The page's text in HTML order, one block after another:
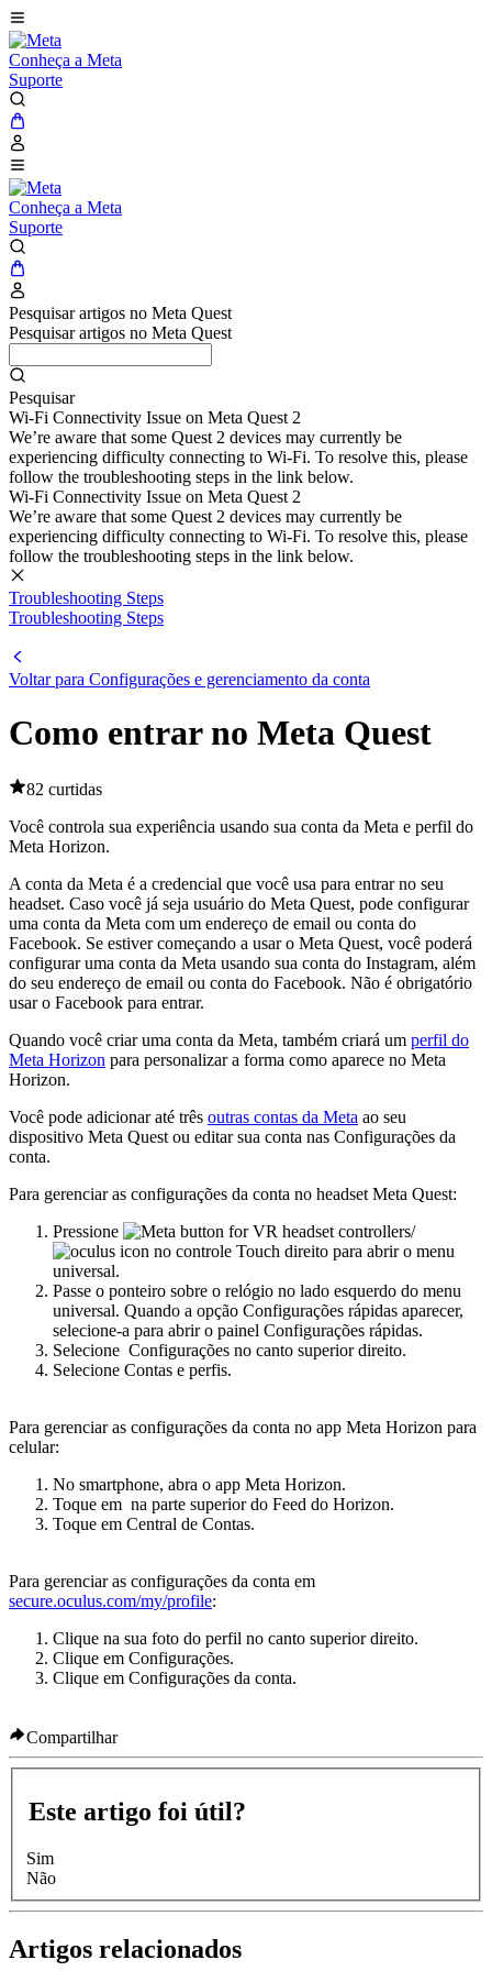
Conheça a Meta
Suporte
Conheça a Meta
Suporte
Pesquisar artigos no Meta Quest
Pesquisar artigos no Meta Quest
Pesquisar
Wi-Fi Connectivity Issue on Meta Quest 2
We’re aware that some Quest 2 devices may currently be
experiencing difficulty connecting to Wi-Fi. To resolve this, please
follow the troubleshooting steps in the link below.
Wi-Fi Connectivity Issue on Meta Quest 2
We’re aware that some Quest 2 devices may currently be
experiencing difficulty connecting to Wi-Fi. To resolve this, please
follow the troubleshooting steps in the link below.
Troubleshooting Steps
Troubleshooting Steps
Voltar para Configurações e gerenciamento da conta
Como entrar no Meta Quest
82 curtidas
Você controla sua experiência usando sua conta da Meta e perfil do
Meta Horizon.
A conta da Meta é a credencial que você usa para entrar no seu
headset. Caso você já seja usuário do Meta Quest, pode configurar
uma conta da Meta com um endereço de email ou conta do
Facebook. Se estiver começando a usar o Meta Quest, você poderá
configurar uma conta da Meta usando sua conta do Instagram, além
do seu endereço de email ou conta do Facebook. Não é obrigatório
usar o Facebook para entrar.
Quando você criar uma conta da Meta, também criará um perfil do
Meta Horizon para personalizar a forma como aparece no Meta
Horizon.
Você pode adicionar até três outras contas da Meta ao seu
dispositivo Meta Quest ou editar sua conta nas Configurações da
conta.
Para gerenciar as configurações da conta no headset Meta Quest:
Pressione
/
no controle Touch direito para abrir o menu
universal.
Passe o ponteiro sobre o relógio no lado esquerdo do menu
universal. Quando a opção Configurações rápidas aparecer,
selecione-a para abrir o painel Configurações rápidas.
Selecione Configurações no canto superior direito.
Selecione Contas e perfis.
Para gerenciar as configurações da conta no app Meta Horizon para
celular:
No smartphone, abra o app Meta Horizon.
Toque em na parte superior do Feed do Horizon.
Toque em Central de Contas.
Para gerenciar as configurações da conta em
secure.oculus.com/my/profile:
Clique na sua foto do perfil no canto superior direito.
Clique em Configurações.
Clique em Configurações da conta.
Compartilhar
Este artigo foi útil?
Sim
Não
Artigos relacionados